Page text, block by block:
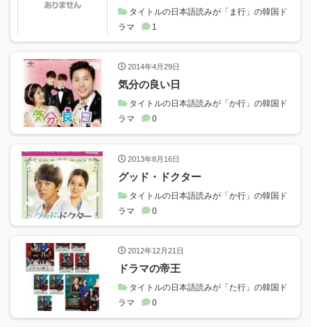
タイトルの日本語読みが「ま行」の韓国ド
ラマ
1
2014年4月29日
気分の良い日
タイトルの日本語読みが「か行」の韓国ド
ラマ
0
2013年8月16日
グッド・ドクター
タイトルの日本語読みが「か行」の韓国ド
ラマ
0
2012年12月21日
ドラマの帝王
タイトルの日本語読みが「た行」の韓国ド
ラマ
0